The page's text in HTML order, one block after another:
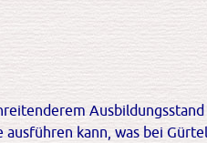
kann, was bei